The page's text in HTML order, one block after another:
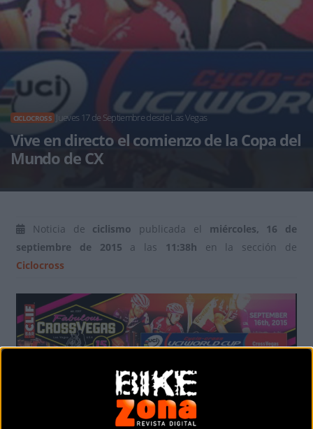
CICLOCROSS Jueves 17 de Septiembre desde Las Vegas
Vive en directo el comienzo de la Copa del
Mundo de CX
Noticia de ciclismo publicada el miércoles, 16 de
septiembre de 2015 a las 11:38h en la sección de
Ciclocross
Copa del mundo de CXcomienza de forma inusual,
desde Estados Unidos y en formato nocturno.
Concretamente desde Las Vegas podremos seguir en